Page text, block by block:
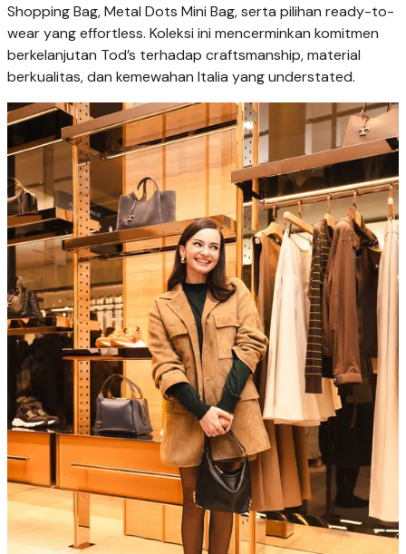
Shopping Bag, Metal Dots Mini Bag, serta pilihan ready-to-
wear yang effortless. Koleksi ini mencerminkan komitmen
berkelanjutan Tod’s terhadap craftsmanship, material
berkualitas, dan kemewahan Italia yang understated.